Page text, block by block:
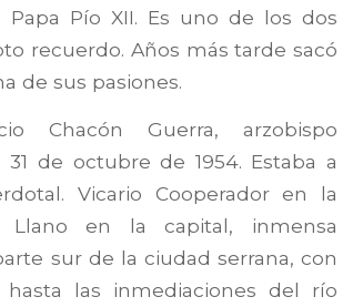
Pío XII. Es uno de los dos
recuerdo. Años más tarde sacó
de sus pasiones.
Chacón Guerra, arzobispo
de octubre de 1954. Estaba a
Vicario Cooperador en la
en la capital, inmensa
sur de la ciudad serrana, con
las inmediaciones del río